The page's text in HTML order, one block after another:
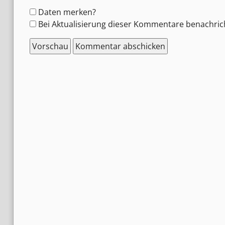
Formular-
Optionen
Daten merken?
Bei Aktualisierung dieser Kommentare